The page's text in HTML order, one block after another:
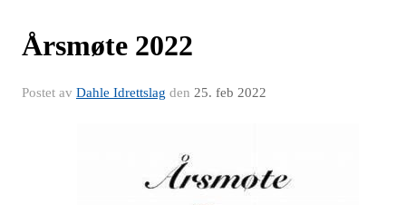
Årsmøte 2022
Postet av Dahle Idrettslag den 25. feb 2022